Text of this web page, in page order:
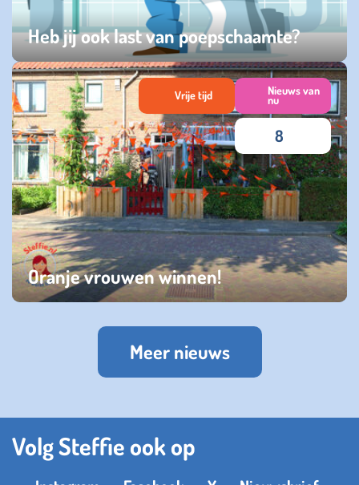
Heb jij ook last van poepschaamte?
maandag 06 oktober 2025
Oranje vrouwen winnen!
Vrije tijd Nieuws van
nu
8
Meer nieuws
Volg Steffie ook op